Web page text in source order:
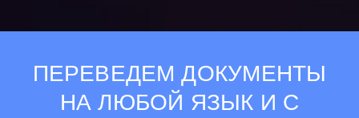
ПЕРЕВЕДЕМ ДОКУМЕНТЫ
НА ЛЮБОЙ ЯЗЫК И С